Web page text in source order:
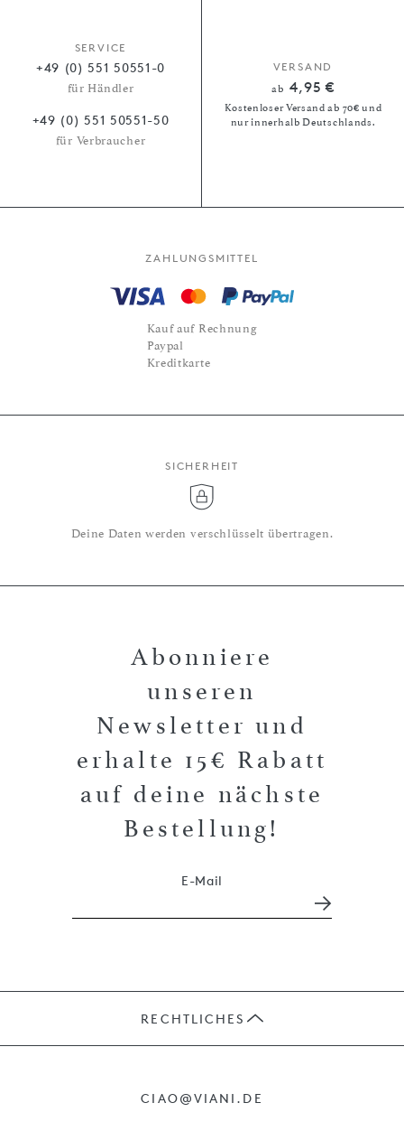
SERVICE
+49 (0) 551 50551-0
für Händler
+49 (0) 551 50551-50
für Verbraucher
VERSAND
ab 4,95 €
Kostenloser Versand ab 70€ und
nur innerhalb Deutschlands.
ZAHLUNGSMITTEL
Kauf auf Rechnung
Paypal
Kreditkarte
SICHERHEIT
Deine Daten werden verschlüsselt übertragen.
Abonniere
unseren
Newsletter und
erhalte 15€ Rabatt
auf deine nächste
Bestellung!
E-Mail
RECHTLICHES
CIAO@VIANI.DE